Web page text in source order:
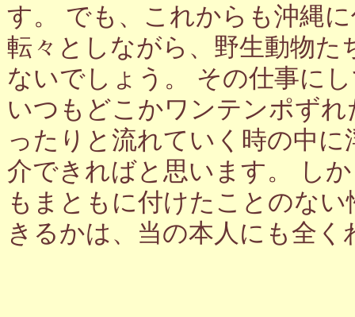
す。 でも、これからも沖縄
転々としながら、野生動物
ないでしょう。 その仕事に
いつもどこかワンテンポず
ったりと流れていく時の中
介できればと思います。 し
もまともに付けたことのな
きるかは、当の本人にも全く